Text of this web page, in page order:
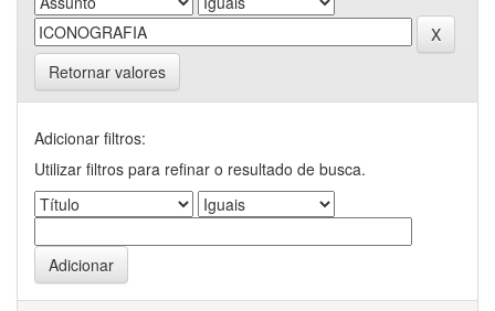
Retornar valores
Adicionar filtros:
Utilizar filtros para refinar o resultado de busca.